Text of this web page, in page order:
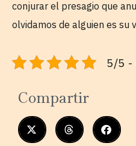
conjurar el presagio que
olvidamos de alguien es su
5/5 -
Compartir